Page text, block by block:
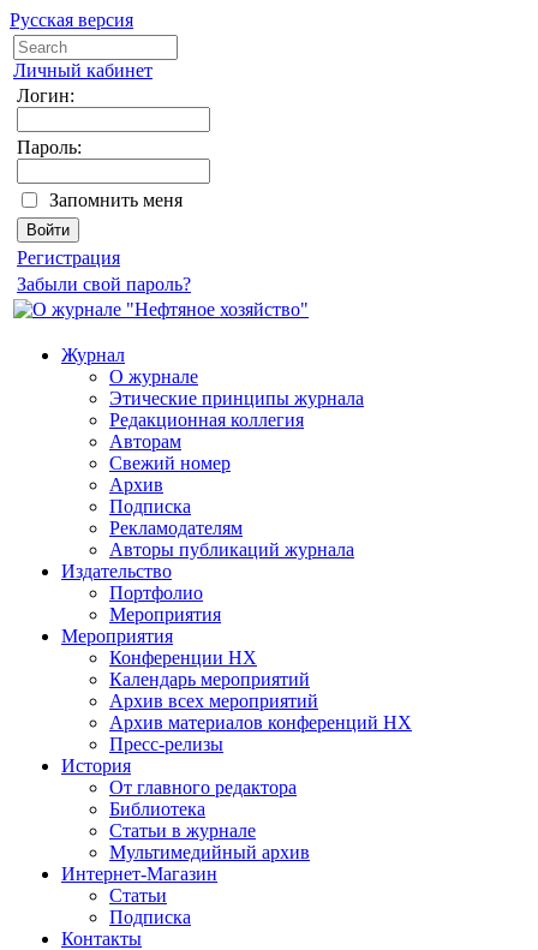
Русская версия
Личный кабинет
Логин:
Пароль:
Запомнить меня
Регистрация
Забыли свой пароль?
Журнал
О журнале
Этические принципы журнала
Редакционная коллегия
Авторам
Свежий номер
Архив
Подписка
Рекламодателям
Авторы публикаций журнала
Издательство
Портфолио
Мероприятия
Мероприятия
Конференции НХ
Календарь мероприятий
Архив всех мероприятий
Архив материалов конференций НХ
Пресс-релизы
История
От главного редактора
Библиотека
Статьи в журнале
Мультимедийный архив
Интернет-Магазин
Статьи
Подписка
Контакты